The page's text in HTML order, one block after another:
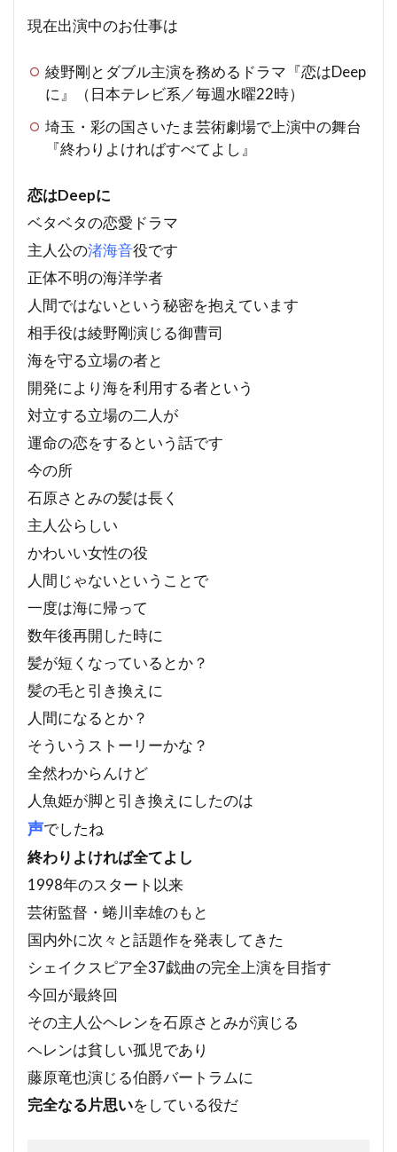
現在出演中のお仕事は
綾野剛とダブル主演を務めるドラマ『恋はDeep
に』（日本テレビ系／毎週水曜22時）
埼玉・彩の国さいたま芸術劇場で上演中の舞台
『終わりよければすべてよし』
恋はDeepに
ベタベタの恋愛ドラマ
主人公の渚海音役です
正体不明の海洋学者
人間ではないという秘密を抱えています
相手役は綾野剛演じる御曹司
海を守る立場の者と
開発により海を利用する者という
対立する立場の二人が
運命の恋をするという話です
今の所
石原さとみの髪は長く
主人公らしい
かわいい女性の役
人間じゃないということで
一度は海に帰って
数年後再開した時に
髪が短くなっているとか？
髪の毛と引き換えに
人間になるとか？
そういうストーリーかな？
全然わからんけど
人魚姫が脚と引き換えにしたのは
声でしたね
終わりよければ全てよし
1998年のスタート以来
芸術監督・蜷川幸雄のもと
国内外に次々と話題作を発表してきた
シェイクスピア全37戯曲の完全上演を目指す
今回が最終回
その主人公ヘレンを石原さとみが演じる
ヘレンは貧しい孤児であり
藤原竜也演じる伯爵バートラムに
完全なる片思いをしている役だ